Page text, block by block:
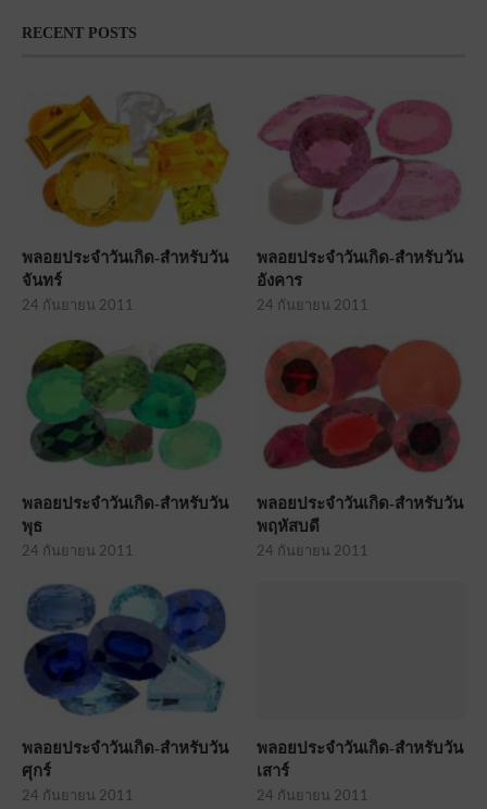
RECENT POSTS
พลอยประจำวันเกิด-สำหรับวัน
จันทร์
24 กันยายน 2011
พลอยประจำวันเกิด-สำหรับวัน
อังคาร
24 กันยายน 2011
พลอยประจำวันเกิด-สำหรับวัน
พุธ
24 กันยายน 2011
พลอยประจำวันเกิด-สำหรับวัน
พฤหัสบดี
24 กันยายน 2011
พลอยประจำวันเกิด-สำหรับวัน
ศุกร์
24 กันยายน 2011
พลอยประจำวันเกิด-สำหรับวัน
เสาร์
24 กันยายน 2011